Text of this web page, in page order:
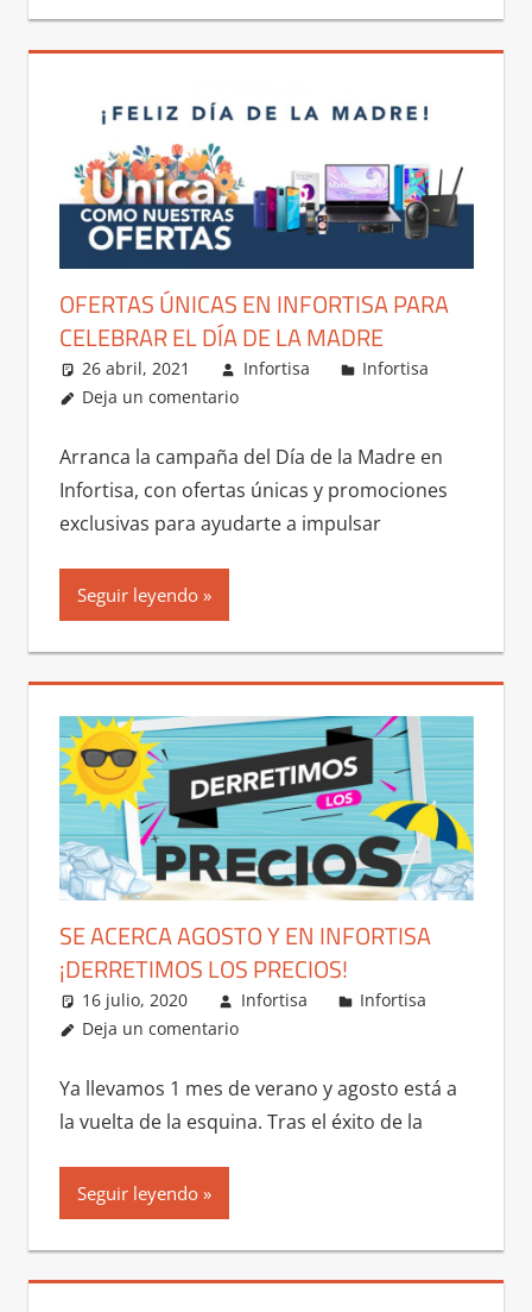
OFERTAS ÚNICAS EN INFORTISA PARA
CELEBRAR EL DÍA DE LA MADRE
26 abril, 2021 Infortisa
Infortisa
Deja un comentario
Arranca la campaña del Día de la Madre en
Infortisa, con ofertas únicas y promociones
exclusivas para ayudarte a impulsar
Seguir leyendo
SE ACERCA AGOSTO Y EN INFORTISA
¡DERRETIMOS LOS PRECIOS!
16 julio, 2020 Infortisa
Infortisa
Deja un comentario
Ya llevamos 1 mes de verano y agosto está a
la vuelta de la esquina. Tras el éxito de la
Seguir leyendo